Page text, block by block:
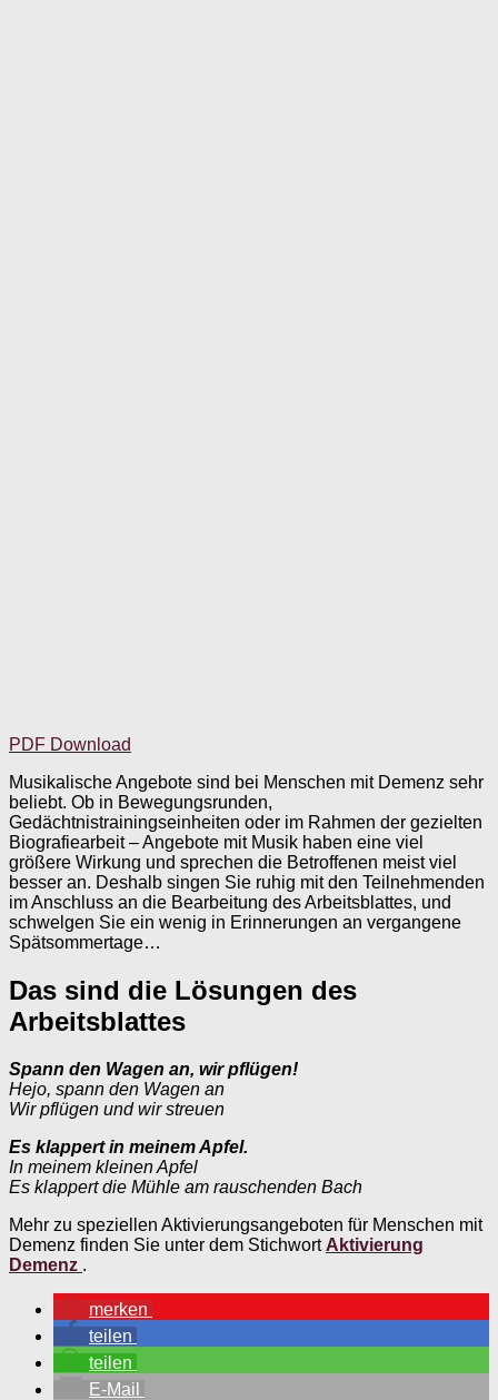
PDF Download
Musikalische Angebote sind bei Menschen mit Demenz sehr
beliebt. Ob in Bewegungsrunden,
Gedächtnistrainingseinheiten oder im Rahmen der gezielten
Biografiearbeit – Angebote mit Musik haben eine viel
größere Wirkung und sprechen die Betroffenen meist viel
besser an. Deshalb singen Sie ruhig mit den Teilnehmenden
im Anschluss an die Bearbeitung des Arbeitsblattes, und
schwelgen Sie ein wenig in Erinnerungen an vergangene
Spätsommertage…
Das sind die Lösungen des
Arbeitsblattes
Spann den Wagen an, wir pflügen!
Hejo, spann den Wagen an
Wir pflügen und wir streuen
Es klappert in meinem Apfel.
In meinem kleinen Apfel
Es klappert die Mühle am rauschenden Bach
Mehr zu speziellen Aktivierungsangeboten für Menschen mit
Demenz finden Sie unter dem Stichwort Aktivierung
Demenz .
merken
teilen
teilen
E-Mail